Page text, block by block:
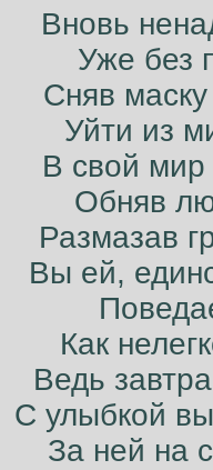
Вновь
Уже без
Сняв
Уйти из
В свой мир
Обняв
Размазав
Вы ей,
Как
Ведь
С улыбкой
За ней на